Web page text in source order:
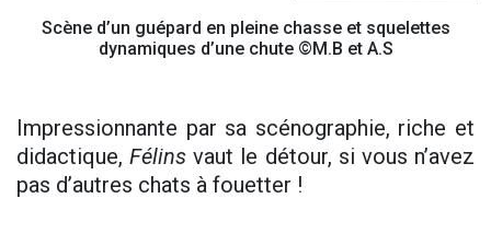
Scène d’un guépard en pleine chasse et squelettes
dynamiques d’une chute ©M.B et A.S
Impressionnante par sa scénographie, riche et
didactique,Félinsvaut le détour, si vous n’avez
pas d’autres chats à fouetter !